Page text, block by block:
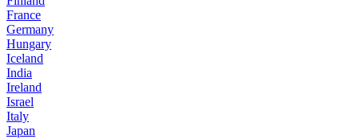
France
Germany
Hungary
Iceland
India
Ireland
Israel
Italy
Japan